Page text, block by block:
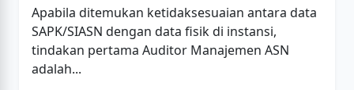
Apabila ditemukan ketidaksesuaian antara data
SAPK/SIASN dengan data fisik di instansi,
tindakan pertama Auditor Manajemen ASN
adalah...